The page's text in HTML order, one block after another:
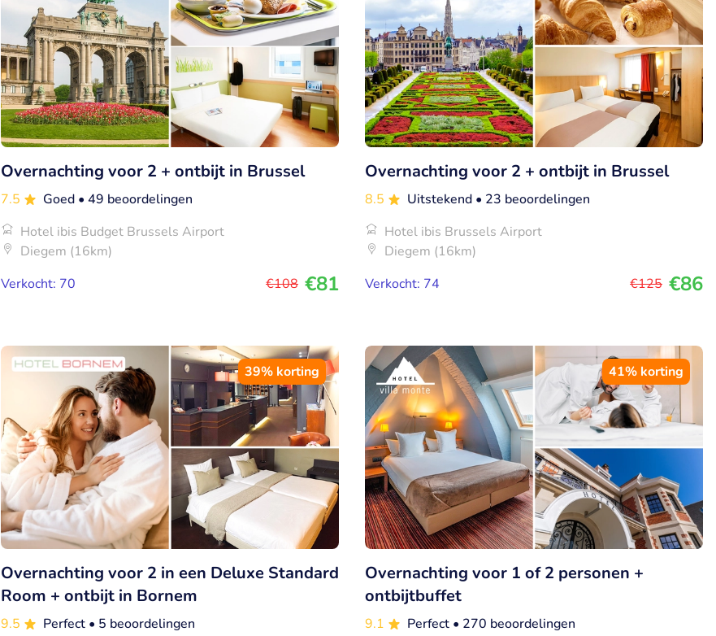
Overnachting voor 2 + ontbijt in Brussel
7.5 Goed • 49 beoordelingen
Hotel ibis Budget Brussels Airport
Diegem (16km)
Verkocht: 70
€108 €81
Overnachting voor 2 + ontbijt in Brussel
8.5 Uitstekend • 23 beoordelingen
Hotel ibis Brussels Airport
Diegem (16km)
Verkocht: 74
€125 €86
39% korting
Overnachting voor 2 in een Deluxe Standard
Room + ontbijt in Bornem
9.5 Perfect • 5 beoordelingen
41% korting
Overnachting voor 1 of 2 personen +
ontbijtbuffet
9.1 Perfect • 270 beoordelingen